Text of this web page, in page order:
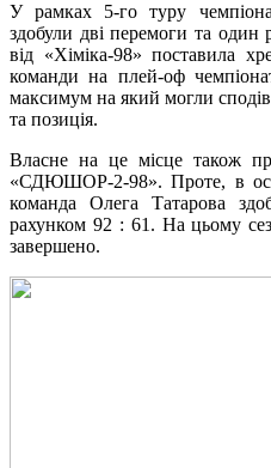
У рамках 5-го туру
здобули дві перемоги та один
від «Хіміка-98» поставила
команди на плей-оф
максимум на який могли
та позиція.
Власне на це місце також
«СДЮШОР-2-98». Проте, в
команда Олега Татарова
рахунком 92 : 61. На цьому
завершено.